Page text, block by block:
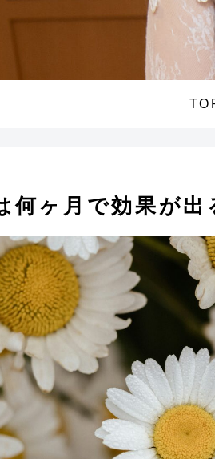
何ヶ月で効果が